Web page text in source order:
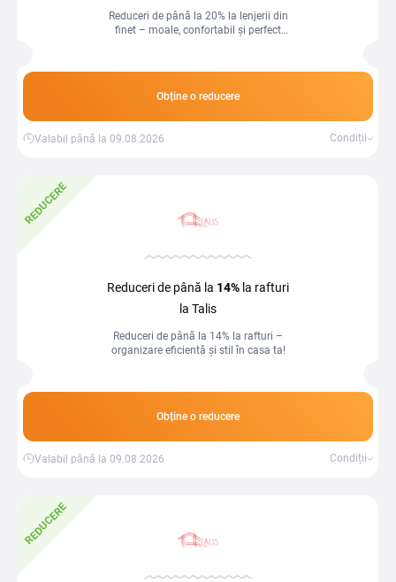
Reduceri de până la 20% la lenjerii din
finet – moale, confortabil și perfect
Obține o reducere
Valabil până la 09.08.2026 Condiții
REDUCERE
Reduceri de până la 14% la rafturi
la Talis
Reduceri de până la 14% la rafturi –
organizare eficientă și stil în casa ta!
Obține o reducere
Valabil până la 09.08.2026 Condiții
REDUCERE